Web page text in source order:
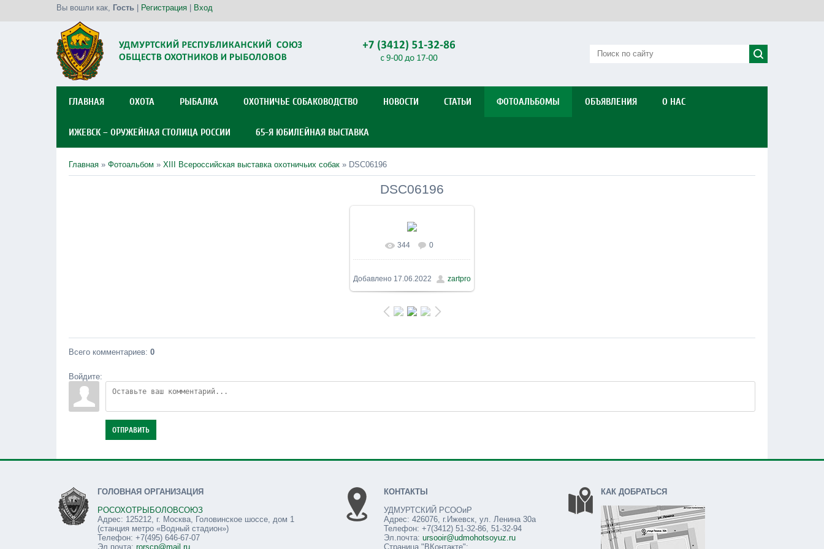
Вы вошли как, Гость Регистрация Вход
ГЛАВНАЯ ОХОТА РЫБАЛКА ОХОТНИЧЬЕ СОБАКОВОДСТВО НОВОСТИ СТАТЬИ ФОТОАЛЬБОМЫ ОБЪЯВЛЕНИЯ О НАС
ИЖЕВСК – ОРУЖЕЙНАЯ СТОЛИЦА РОССИИ 65-Я ЮБИЛЕЙНАЯ ВЫСТАВКА
Главная » Фотоальбом » XIII Всероссийская выставка охотничьих собак » DSC06196
DSC06196
В реальном размере
1600x900 / 414.2Kb
344 0
Добавлено 17.06.2022 zartpro
Всего комментариев: 0
Войдите:
ОТПРАВИТЬ
ГОЛОВНАЯ ОРГАНИЗАЦИЯ
РОСОХОТРЫБОЛОВСОЮЗ
Адрес: 125212, г. Москва, Головинское шоссе, дом 1
(станция метро «Водный стадион»)
Телефон: +7(495) 646-67-07
Эл.почта: rorscp@mail.ru
КОНТАКТЫ
УДМУРТСКИЙ РСООиР
Адрес: 426076, г.Ижевск, ул. Ленина 30а
Телефон: +7(3412) 51-32-86, 51-32-94
Эл.почта: ursooir@udmohotsoyuz.ru
Страница "ВКонтакте":
КАК ДОБРАТЬСЯ